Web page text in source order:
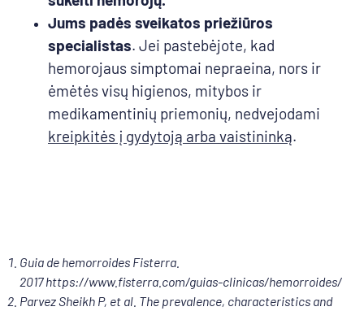
Jums padės sveikatos priežiūros
specialistas. Jei pastebėjote, kad
hemorojaus simptomai nepraeina, nors ir
ėmėtės visų higienos, mitybos ir
medikamentinių priemonių, nedvejodami
kreipkitės į gydytoją arba vaistininką.
Guia de hemorroides Fisterra.
2017https://www.fisterra.com/guias-clinicas/hemorroides/
Parvez Sheikh P, et al. The prevalence, characteristics and